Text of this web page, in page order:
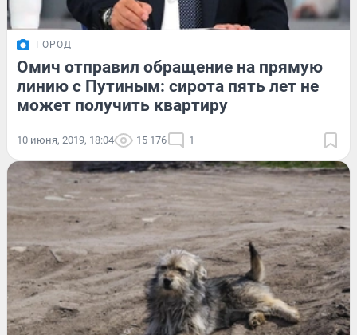
ГОРОД
Омич отправил обращение на прямую
линию с Путиным: сирота пять лет не
может получить квартиру
10 июня, 2019, 18:04 15 176 1